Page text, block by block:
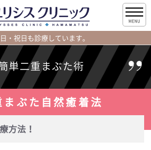
・祝日も診療しています。
MENU
単二重まぶた術
まぶた自然癒着法
方法！